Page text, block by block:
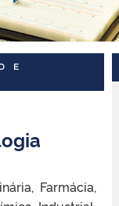
E
Farmácia,